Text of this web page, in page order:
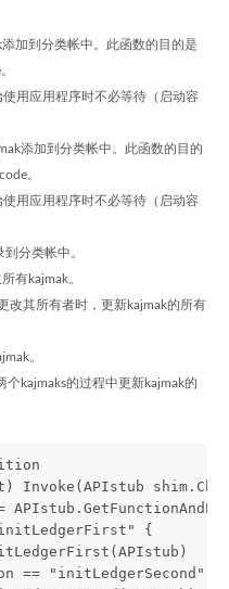
加到分类帐中。此函数的目的是
用应用程序时不必等待（启动容
添加到分类帐中。此函数的目的
。
用应用程序时不必等待（启动容
分类帐中。
有kajmak。
改其所有者时，更新kajmak的所有
。
kajmaks的过程中更新kajmak的
Invoke(APIstub
{
== "initLedgerSecond" {